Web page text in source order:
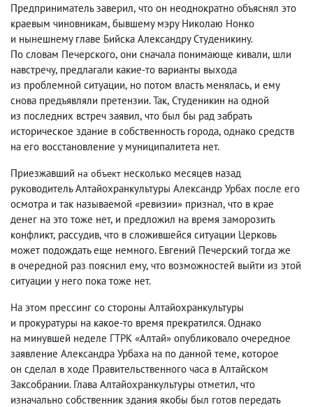
Предприниматель заверил, что он неоднократно объяснял это
краевым чиновникам, бывшему мэру Николаю Нонко
и нынешнему главе Бийска Александру Студеникину.
По словам Печерского, они сначала понимающе кивали, шли
навстречу, предлагали какие-то варианты выхода
из проблемной ситуации, но потом власть менялась, и ему
снова предъявляли претензии. Так, Студеникин на одной
из последних встреч заявил, что был бы рад забрать
историческое здание в собственность города, однако средств
на его восстановление у муниципалитета нет.
Приезжавший на объект несколько месяцев назад
руководитель Алтайохранкультуры Александр Урбах после его
осмотра и так называемой «ревизии» признал, что в крае
денег на это тоже нет, и предложил на время заморозить
конфликт, рассудив, что в сложившейся ситуации Церковь
может подождать еще немного. Евгений Печерский тогда же
в очередной раз пояснил ему, что возможностей выйти из этой
ситуации у него пока тоже нет.
На этом прессинг со стороны Алтайохранкультуры
и прокуратуры на какое-то время прекратился. Однако
на минувшей неделе ГТРК «Алтай» опубликовало очередное
заявление Александра Урбаха на по данной теме, которое
он сделал в ходе Правительственного часа в Алтайском
Заксобрании. Глава Алтайохранкультуры отметил, что
изначально собственник здания якобы был готов передать